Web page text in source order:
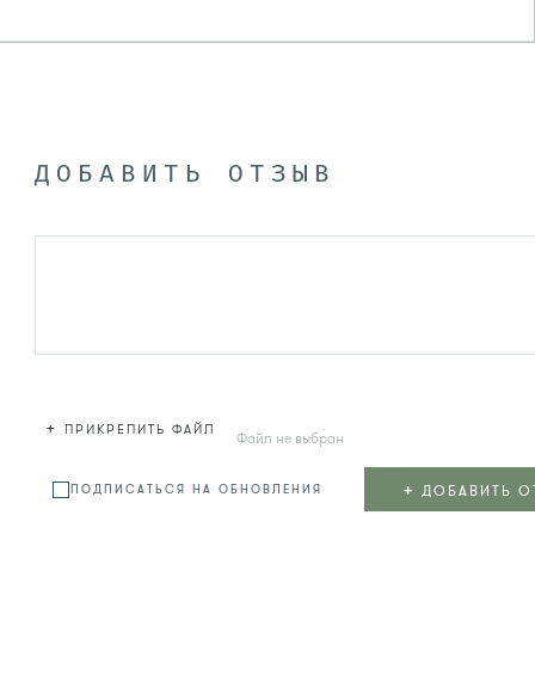
ДОБАВИТЬ ОТЗЫВ
+ ПРИКРЕПИТЬ ФАЙЛ Файл не выбран
ПОДПИСАТЬСЯ НА ОБНОВЛЕНИЯ + ДОБАВИТЬ